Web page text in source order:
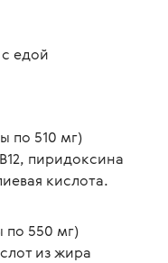
едой
по 510 мг)
пиридоксина
кислота.
по 550 мг)
из жира